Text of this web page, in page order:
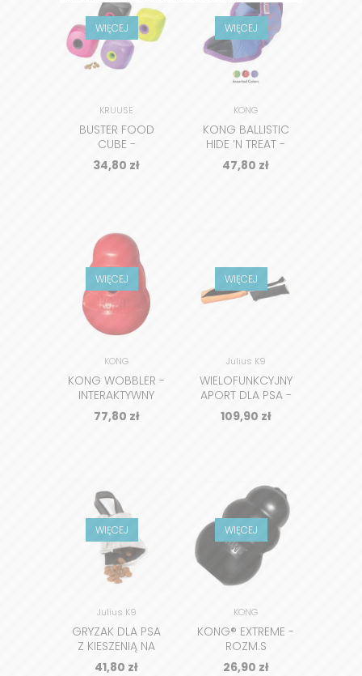
WIĘCEJ
KRUUSE
BUSTER FOOD
CUBE -
INTERAKTYWNA
KOSTKA NA
34,80 zł
WIĘCEJ
KONG
KONG BALLISTIC
HIDE ’N TREAT -
ZABAWKA
EDUKACYJNA DLA
47,80 zł
WIĘCEJ
KONG
KONG WOBBLER -
INTERAKTYWNY
DYSTRYBUTOR
SMAKOŁYKÓW
77,80 zł
WIĘCEJ
Julius K9
WIELOFUNKCYJNY
APORT DLA PSA -
JK9®
MULTIDUMMY
109,90 zł
WIĘCEJ
Julius K9
GRYZAK DLA PSA
Z KIESZENIĄ NA
PRZYSMAKI
41,80 zł
WIĘCEJ
KONG
KONG® EXTREME -
ROZM.S
26,90 zł